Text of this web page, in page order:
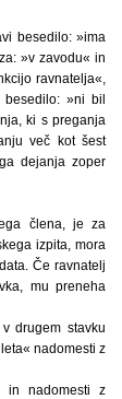
besedilo: »ima
»v zavodu« in
ravnatelja«,
»ni bil
ki s preganja
več kot šest
dejanja zoper
člena, je za
izpita, mora
Če ravnatelj
mu preneha
drugem stavku
nadomesti z
in nadomesti z